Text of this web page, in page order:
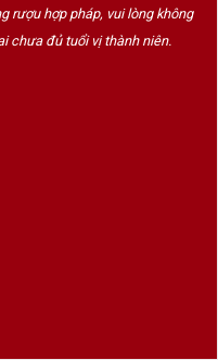
rượu hợp pháp, vui lòng không
chưa đủ tuổi vị thành niên.